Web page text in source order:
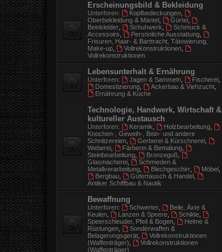
Erscheinungsbild & Bekleidung
Unterforen: Kopfbedeckungen,
Oberbekleidung & Mäntel
Gürtel,
Beinkleider
Schuhwerk
Schmuck &
Accessoirs
Persönliche Ausstattung,
Frisuren, Haar- & Barttracht, Tätowierung,
Make-up
Vollrekonstruktionen,
Vollrekonstruktionen
Lebensunterhalt & Ernährung
Unterforen: Jagen & Sammeln, Fischerei,
Domestizierung, Ackerbau & Viehzucht,
Ernährung & Küche
Technologie, Handwerk, Wirtschaft &
kultureller Austausch
Unterforen: Keramik Holzbearbeitung,
Knochen-, Geweih-, Bein- und andere
Schnitzereien
Gerberei & Kürschnerei,
Weberei
Färberei & Bemalung,
Steinbearbeitung
Bronzeguß
Glasmacherei
Schmieden &
Metallverarbeitung
Blechgeschirr, Möbel,
Bergbau, Gütertausch & Handel,
Antiker Schiffbau & Nautik
Bewaffnung
Unterforen: Schwerter,
Beile, Äxte &
Keulen
Lanzen & Speere, Schilde,
Speerschleuder, Pfeil & Bogen
Helme &
Rüstungen
Sonderwaffen &
Belagerungsgerät
Vollrekonstruktionen
(Waffenträger)
Vollrekonstruktionen
(Waffenträger)